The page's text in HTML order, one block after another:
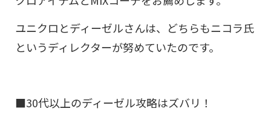
ユニクロとディーゼルさんは、どちらもニコラ氏
というディレクターが努めていたのです。
■30代以上のディーゼル攻略はズバリ！